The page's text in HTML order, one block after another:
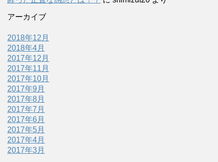
アーカイブ
2018年12月
2018年4月
2017年12月
2017年11月
2017年10月
2017年9月
2017年8月
2017年7月
2017年6月
2017年5月
2017年4月
2017年3月